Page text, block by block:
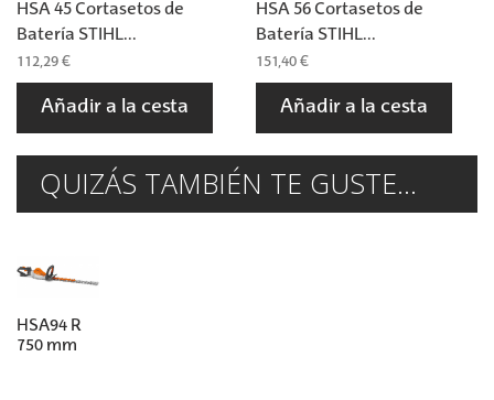
HSA 45 Cortasetos de
Batería STIHL...
112,29 €
Añadir a la cesta
HSA 56 Cortasetos de
Batería STIHL...
151,40 €
Añadir a la cesta
QUIZÁS TAMBIÉN TE GUSTE...
HSA94 R
750 mm